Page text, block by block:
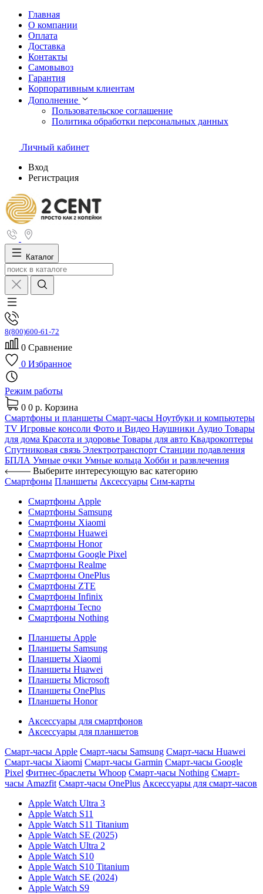
Главная
О компании
Оплата
Доставка
Контакты
Самовывоз
Гарантия
Корпоративным клиентам
Дополнение
Пользовательское соглашение
Политика обработки персональных данных
Личный кабинет
Вход
Регистрация
Каталог
8(800)600-61-72
0 Сравнение
0 Избранное
Режим работы
0 0 р. Корзина
Смартфоны и планшеты Смарт-часы Ноутбуки и компьютеры
TV Игровые консоли Фото и Видео Наушники Аудио Товары
для дома Красота и здоровье Товары для авто Квадрокоптеры
Спутниковая связь Электротранспорт Станции подавления
БПЛА Умные очки Умные кольца Хобби и развлечения
Выберите интересующую вас категорию
Смартфоны Планшеты Аксессуары Сим-карты
Смартфоны Apple
Смартфоны Samsung
Смартфоны Xiaomi
Смартфоны Huawei
Смартфоны Honor
Смартфоны Google Pixel
Смартфоны Realme
Смартфоны OnePlus
Смартфоны ZTE
Смартфоны Infinix
Смартфоны Tecno
Смартфоны Nothing
Планшеты Apple
Планшеты Samsung
Планшеты Xiaomi
Планшеты Huawei
Планшеты Microsoft
Планшеты OnePlus
Планшеты Honor
Аксессуары для смартфонов
Аксессуары для планшетов
Смарт-часы Apple Смарт-часы Samsung Смарт-часы Huawei
Смарт-часы Xiaomi Смарт-часы Garmin Смарт-часы Google
Pixel Фитнес-браслеты Whoop Смарт-часы Nothing Смарт-
часы Amazfit Смарт-часы OnePlus Аксессуары для смарт-часов
Apple Watch Ultra 3
Apple Watch S11
Apple Watch S11 Titanium
Apple Watch SE (2025)
Apple Watch Ultra 2
Apple Watch S10
Apple Watch S10 Titanium
Apple Watch SE (2024)
Apple Watch S9